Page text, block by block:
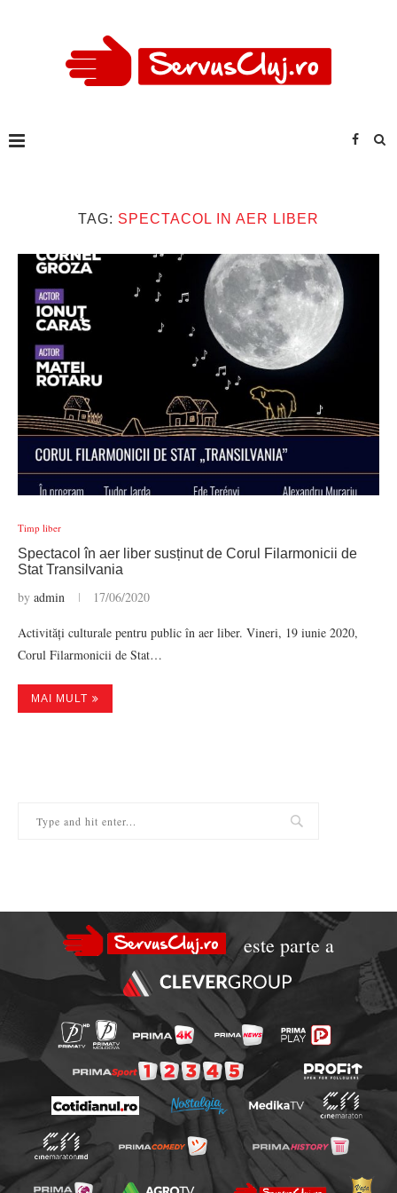
TAG: SPECTACOL IN AER LIBER
Timp liber
Spectacol în aer liber susținut de Corul Filarmonicii de
Stat Transilvania
by admin 17/06/2020
Activități culturale pentru public în aer liber. Vineri, 19 iunie 2020,
Corul Filarmonicii de Stat…
MAI MULT
este parte a